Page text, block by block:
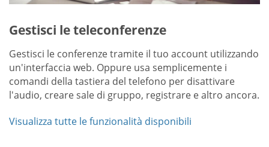
Gestisci le teleconferenze
Gestisci le conferenze tramite il tuo account utilizzando
un'interfaccia web. Oppure usa semplicemente i
comandi della tastiera del telefono per disattivare
l'audio, creare sale di gruppo, registrare e altro ancora.
Visualizza tutte le funzionalità disponibili